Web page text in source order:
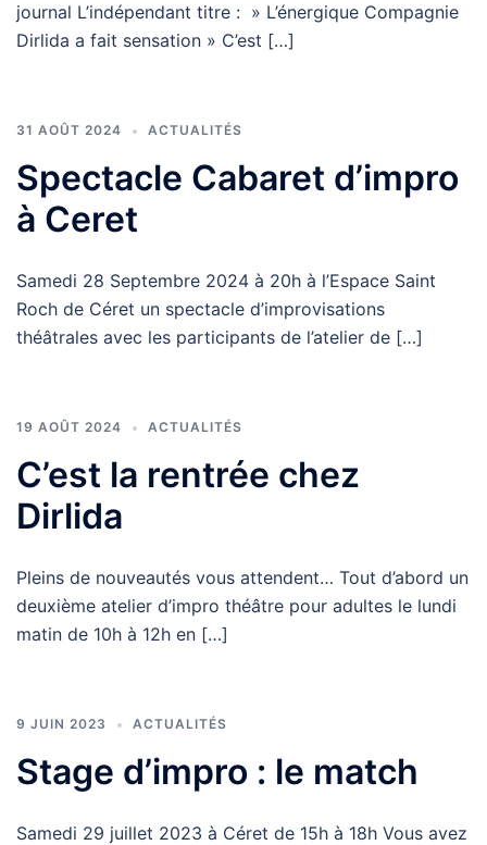
journal L’indépendant titre : » L’énergique Compagnie
Dirlida a fait sensation » C’est […]
31 AOÛT 2024 ACTUALITÉS
Spectacle Cabaret d’impro
à Ceret
Samedi 28 Septembre 2024 à 20h à l’Espace Saint
Roch de Céret un spectacle d’improvisations
théâtrales avec les participants de l’atelier de […]
19 AOÛT 2024 ACTUALITÉS
C’est la rentrée chez
Dirlida
Pleins de nouveautés vous attendent… Tout d’abord un
deuxième atelier d’impro théâtre pour adultes le lundi
matin de 10h à 12h en […]
9 JUIN 2023 ACTUALITÉS
Stage d’impro : le match
Samedi 29 juillet 2023 à Céret de 15h à 18h Vous avez